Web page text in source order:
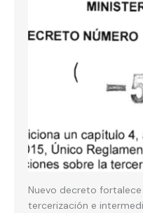
Nuevo decreto
tercerización e